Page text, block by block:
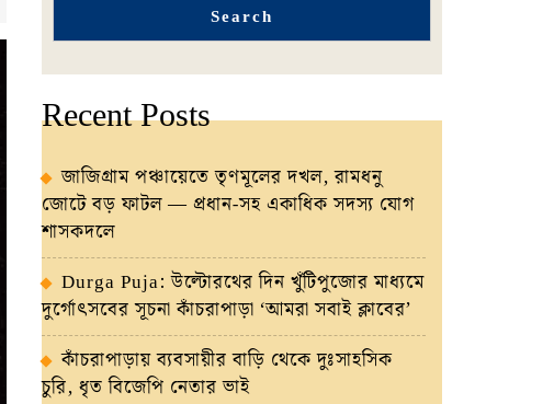
Search
Recent Posts
জাজিগ্রাম পঞ্চায়েতে তৃণমূলের দখল, রামধনু
জোটে বড় ফাটল — প্রধান-সহ একাধিক সদস্য যোগ
শাসকদলে
Durga Puja: উল্টোরথের দিন খুঁটিপুজোর মাধ্যমে
দুর্গোৎসবের সূচনা কাঁচরাপাড়া ‘আমরা সবাই ক্লাবের’
কাঁচরাপাড়ায় ব্যবসায়ীর বাড়ি থেকে দুঃসাহসিক
চুরি, ধৃত বিজেপি নেতার ভাই